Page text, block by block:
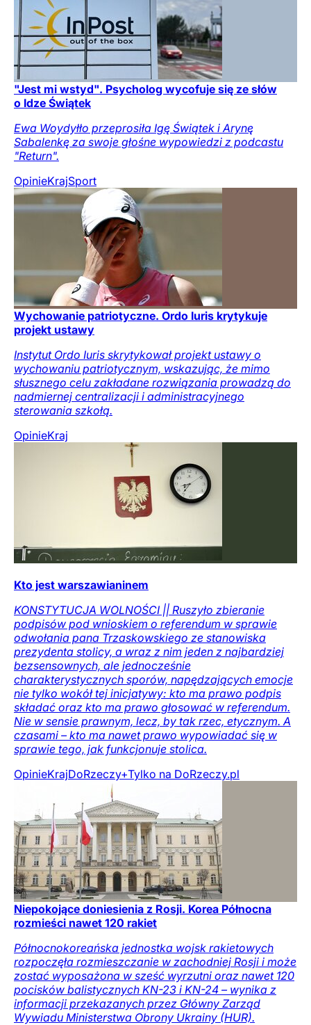
"Jest mi wstyd". Psycholog wycofuje się ze słów
o Idze Świątek
Ewa Woydyłło przeprosiła Igę Świątek i Arynę
Sabalenkę za swoje głośne wypowiedzi z podcastu
"Return".
OpinieKrajSport
Wychowanie patriotyczne. Ordo Iuris krytykuje
projekt ustawy
Instytut Ordo Iuris skrytykował projekt ustawy o
wychowaniu patriotycznym, wskazując, że mimo
słusznego celu zakładane rozwiązania prowadzą do
nadmiernej centralizacji i administracyjnego
sterowania szkołą.
OpinieKraj
Kto jest warszawianinem
KONSTYTUCJA WOLNOŚCI || Ruszyło zbieranie
podpisów pod wnioskiem o referendum w sprawie
odwołania pana Trzaskowskiego ze stanowiska
prezydenta stolicy, a wraz z nim jeden z najbardziej
bezsensownych, ale jednocześnie
charakterystycznych sporów, napędzających emocje
nie tylko wokół tej inicjatywy: kto ma prawo podpis
składać oraz kto ma prawo głosować w referendum.
Nie w sensie prawnym, lecz, by tak rzec, etycznym. A
czasami – kto ma nawet prawo wypowiadać się w
sprawie tego, jak funkcjonuje stolica.
OpinieKrajDoRzeczy+Tylko na DoRzeczy.pl
Niepokojące doniesienia z Rosji. Korea Północna
rozmieści nawet 120 rakiet
Północnokoreańska jednostka wojsk rakietowych
rozpoczęła rozmieszczanie w zachodniej Rosji i może
zostać wyposażona w sześć wyrzutni oraz nawet 120
pocisków balistycznych KN-23 i KN-24 – wynika z
informacji przekazanych przez Główny Zarząd
Wywiadu Ministerstwa Obrony Ukrainy (HUR).